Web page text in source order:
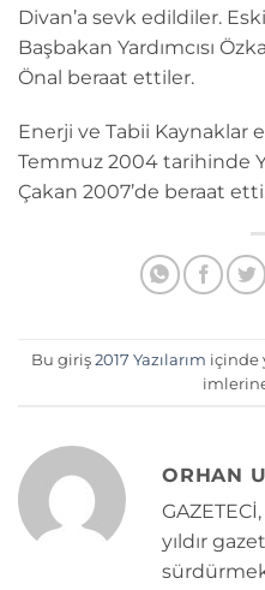
Divan’a sevk edildiler.
Başbakan Yardımcısı
Önal beraat ettiler.
Enerji ve Tabii Kaynaklar
Temmuz 2004 tarihinde
Çakan 2007’de beraat
Bu giriş 2017 Yazılarım içinde
ORHAN
yıldır